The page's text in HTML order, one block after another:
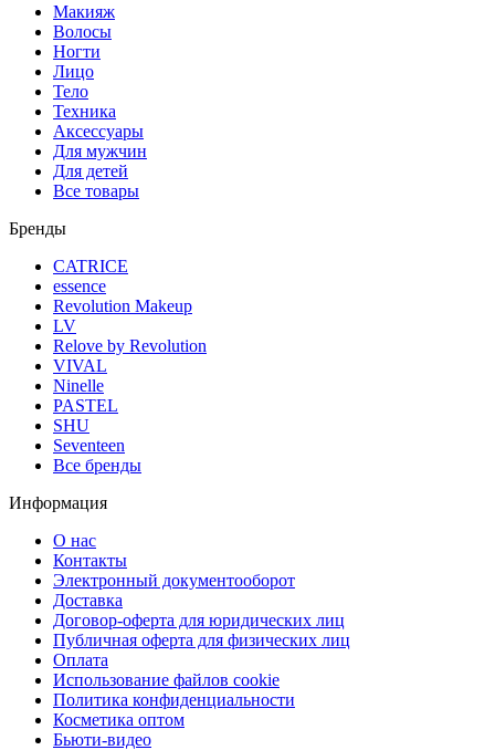
Макияж
Волосы
Ногти
Лицо
Тело
Техника
Аксессуары
Для мужчин
Для детей
Все товары
Бренды
CATRICE
essence
Revolution Makeup
LV
Relove by Revolution
VIVAL
Ninelle
PASTEL
SHU
Seventeen
Все бренды
Информация
О нас
Контакты
Электронный документооборот
Доставка
Договор-оферта для юридических лиц
Публичная оферта для физических лиц
Оплата
Использование файлов cookie
Политика конфиденциальности
Косметика оптом
Бьюти-видео